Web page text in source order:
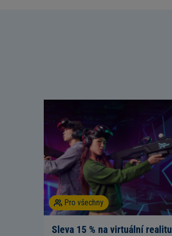
Pro všechny
Sleva 15 % na virtuální realitu